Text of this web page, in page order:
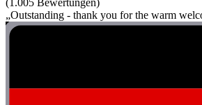
(1.005 Bewertungen)
„Outstanding - thank you for the warm